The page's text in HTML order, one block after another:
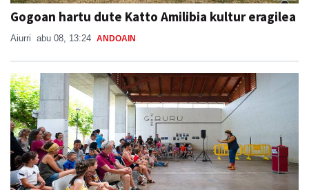
Gogoan hartu dute Katto Amilibia kultur eragilea
Aiurri abu 08, 13:24 ANDOAIN